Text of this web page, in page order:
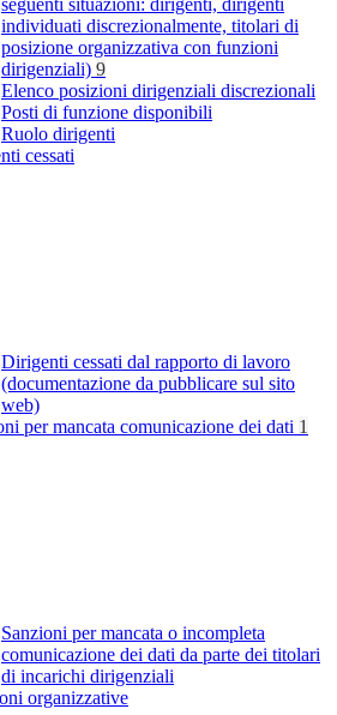
seguenti situazioni: dirigenti, dirigenti
individuati discrezionalmente, titolari di
posizione organizzativa con funzioni
dirigenziali) 9
Elenco posizioni dirigenziali discrezionali
Posti di funzione disponibili
Ruolo dirigenti
cessati
Dirigenti cessati dal rapporto di lavoro
(documentazione da pubblicare sul sito
web)
per mancata comunicazione dei dati 1
Sanzioni per mancata o incompleta
comunicazione dei dati da parte dei titolari
di incarichi dirigenziali
organizzative